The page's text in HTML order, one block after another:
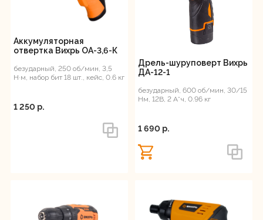
Аккумуляторная
отвертка Вихрь ОА-3,6-К
безударный, 250 об/мин, 3,5
Н·м, набор бит 18 шт., кейс, 0.6 кг
1 250 p.
Дрель-шуруповерт Вихрь
ДА-12-1
безударный, 600 об/мин, 30/15
Нм, 12В, 2 А*ч, 0.96 кг
1 690 p.
Количество аккумуляторов
Тип двигателя
Регистрация